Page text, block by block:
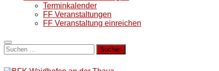
Terminkalender
FF Veranstaltungen
FF Veranstaltung einreichen
Suchen
nach: